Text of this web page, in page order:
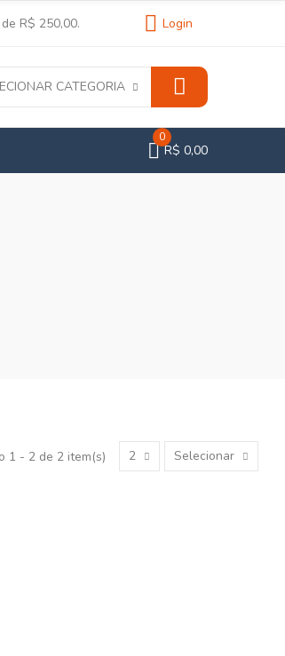
R$ 250,00. Login
CATEGORIA
0
R$ 0,00
1 - 2 de 2 item(s) 2 Selecionar